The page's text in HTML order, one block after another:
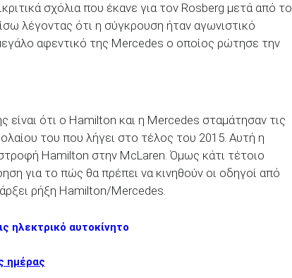
σχόλια που έκανε για τον Rosberg μετά από το
λέγοντας ότι η σύγκρουση ήταν αγωνιστικό
αφεντικό της Mercedes ο οποίος ρώτησε την
ότι ο Hamilton και η Mercedes σταμάτησαν τις
του που λήγει στο τέλος του 2015. Αυτή η
Hamilton στην McLaren. Όμως κάτι τέτοιο
για το πώς θα πρέπει να κινηθούν οι οδηγοί από
ρήξη Hamilton/Mercedes.
ηλεκτρικό αυτοκίνητο
ημέρας